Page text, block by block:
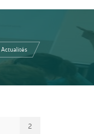
Actualités
2